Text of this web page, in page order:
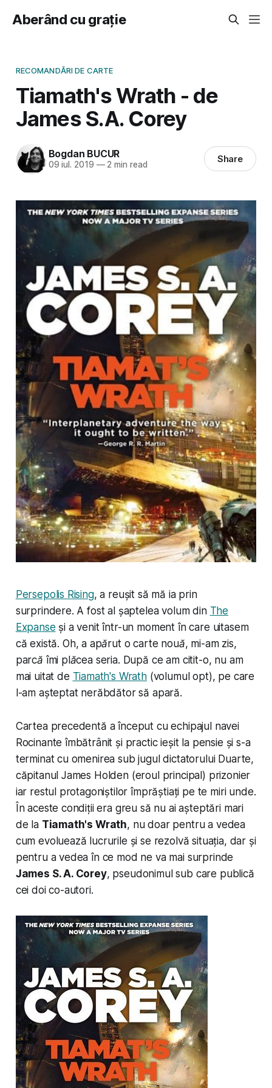
Aberând cu grație
RECOMANDĂRI DE CARTE
Tiamath's Wrath - de
James S.A. Corey
Bogdan BUCUR
09 iul. 2019 —2 min read Share
Persepolis Rising, a reușit să mă ia prin
surprindere. A fost al șaptelea volum din The
Expanse și a venit într-un moment în care uitasem
că există. Oh, a apărut o carte nouă, mi-am zis,
parcă îmi plăcea seria. După ce am citit-o, nu am
mai uitat de Tiamath's Wrath(volumul opt), pe care
l-am așteptat nerăbdător să apară.
Cartea precedentă a început cu echipajul navei
Rocinante îmbătrânit și practic ieșit la pensie și s-a
terminat cu omenirea sub jugul dictatorului Duarte,
căpitanul James Holden (eroul principal) prizonier
iar restul protagoniștilor împrăștiați pe te miri unde.
În aceste condiții era greu să nu ai așteptări mari
de la Tiamath's Wrath, nu doar pentru a vedea
cum evoluează lucrurile și se rezolvă situația, dar și
pentru a vedea în ce mod ne va mai surprinde
James S. A. Corey, pseudonimul sub care publică
cei doi co-autori.